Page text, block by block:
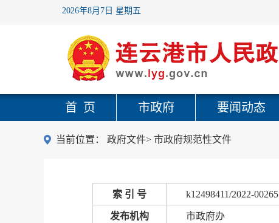
2026年8月7日 星期五
首 页 市政府 要闻动态
当前位置： 政府文件> 市政府规范性文件
索 引 号 k12498411/2022-00265
发布机构 市政府办